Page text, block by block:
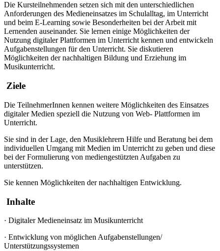
Die Kursteilnehmenden setzen sich mit den unterschiedlichen
Anforderungen des Medieneinsatzes im Schulalltag, im Unterricht
und beim E-Learning sowie Besonderheiten bei der Arbeit mit
Lernenden auseinander. Sie lernen einige Möglichkeiten der
Nutzung digitaler Plattformen im Unterricht kennen und entwickeln
Aufgabenstellungen für den Unterricht. Sie diskutieren
Möglichkeiten der nachhaltigen Bildung und Erziehung im
Musikunterricht.
Ziele
Die TeilnehmerInnen kennen weitere Möglichkeiten des Einsatzes
digitaler Medien speziell die Nutzung von Web- Plattformen im
Unterricht.
Sie sind in der Lage, den Musiklehrern Hilfe und Beratung bei dem
individuellen Umgang mit Medien im Unterricht zu geben und diese
bei der Formulierung von mediengestützten Aufgaben zu
unterstützen.
Sie kennen Möglichkeiten der nachhaltigen Entwicklung.
Inhalte
· Digitaler Medieneinsatz im Musikunterricht
· Entwicklung von möglichen Aufgabenstellungen/
Unterstützungssystemen